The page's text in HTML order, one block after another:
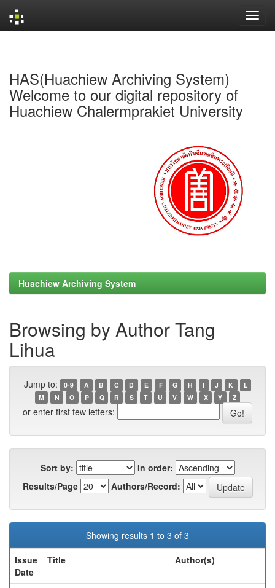
HAS(Huachiew Archiving System)
Welcome to our digital repository of
Huachiew Chalermprakiet University
Huachiew Archiving System
Browsing by Author Tang
Lihua
Jump to: 0-9 A B C D E F G H I J K
L
M
N O P Q R S T U V W X Y Z
or enter first few letters:
Sort by:
In order:
Results/Page
Authors/Record:
Showing results 1 to 3 of 3
Issue
Date
Title Author(s)